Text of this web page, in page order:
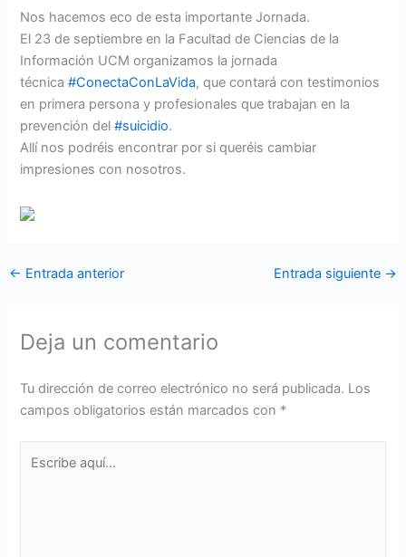
Nos hacemos eco de esta importante Jornada.
El 23 de septiembre en la Facultad de Ciencias de la
Información UCM organizamos la jornada
técnica#ConectaConLaVida, que contará con testimonios
en primera persona y profesionales que trabajan en la
prevención del#suicidio.
Allí nos podréis encontrar por si queréis cambiar
impresiones con nosotros.
← Entrada anterior Entrada siguiente →
Deja un comentario
Tu dirección de correo electrónico no será publicada. Los
campos obligatorios están marcados con *
aquí...